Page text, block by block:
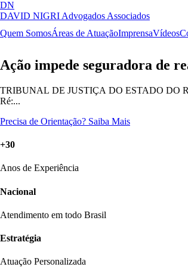
DN
DAVID NIGRI Advogados Associados
Quem SomosÁreas de AtuaçãoImprensaVídeos
Artigos, sentenças, áreas de atuação, imprensa...
Ação impede seguradora de
TRIBUNAL DE JUSTIÇA DO ESTADO DO
Ré:...
Precisa de Orientação? Saiba Mais
+30
Anos de Experiência
Nacional
Atendimento em todo Brasil
Estratégia
Atuação Personalizada